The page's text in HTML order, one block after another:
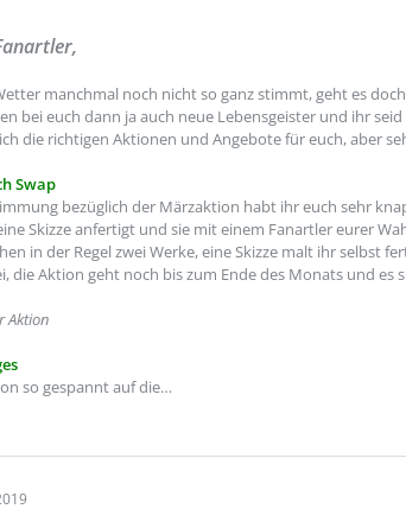
manchmal noch nicht so ganz stimmt, geht es
bei euch dann ja auch neue Lebensgeister und ihr
die richtigen Aktionen und Angebote für euch, aber
Swap
bezüglich der Märzaktion habt ihr euch sehr
Skizze anfertigt und sie mit einem Fanartler eurer
in der Regel zwei Werke, eine Skizze malt ihr selbst
die Aktion geht noch bis zum Ende des Monats und es
Aktion
so gespannt auf die…